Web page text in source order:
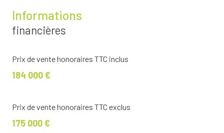
Informations
financières
Prix de vente honoraires TTC inclus
184 000 €
Prix de vente honoraires TTC exclus
175 000 €